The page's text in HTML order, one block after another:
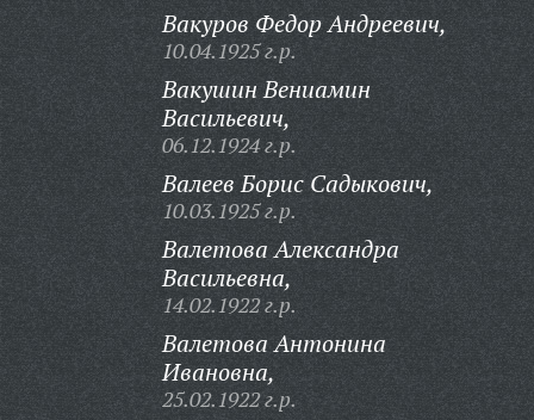
Вакуров Федор Андреевич,
10.04.1925 г.р.
Вакушин Вениамин
Васильевич,
06.12.1924 г.р.
Валеев Борис Садыкович,
10.03.1925 г.р.
Валетова Александра
Васильевна,
14.02.1922 г.р.
Валетова Антонина
Ивановна,
25.02.1922 г.р.